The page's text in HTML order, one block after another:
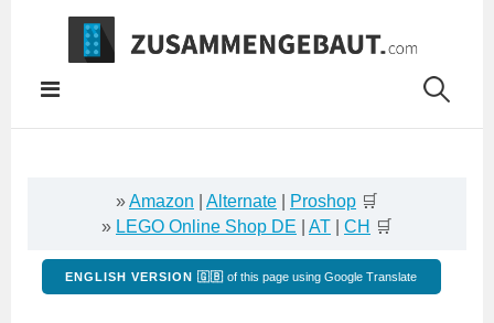
Springe
Inhalt
»Amazon Alternate Proshop 🛒
» LEGO Online Shop DE AT CH 🛒
ENGLISH VERSION 🇬🇧 of this page using Google Translate